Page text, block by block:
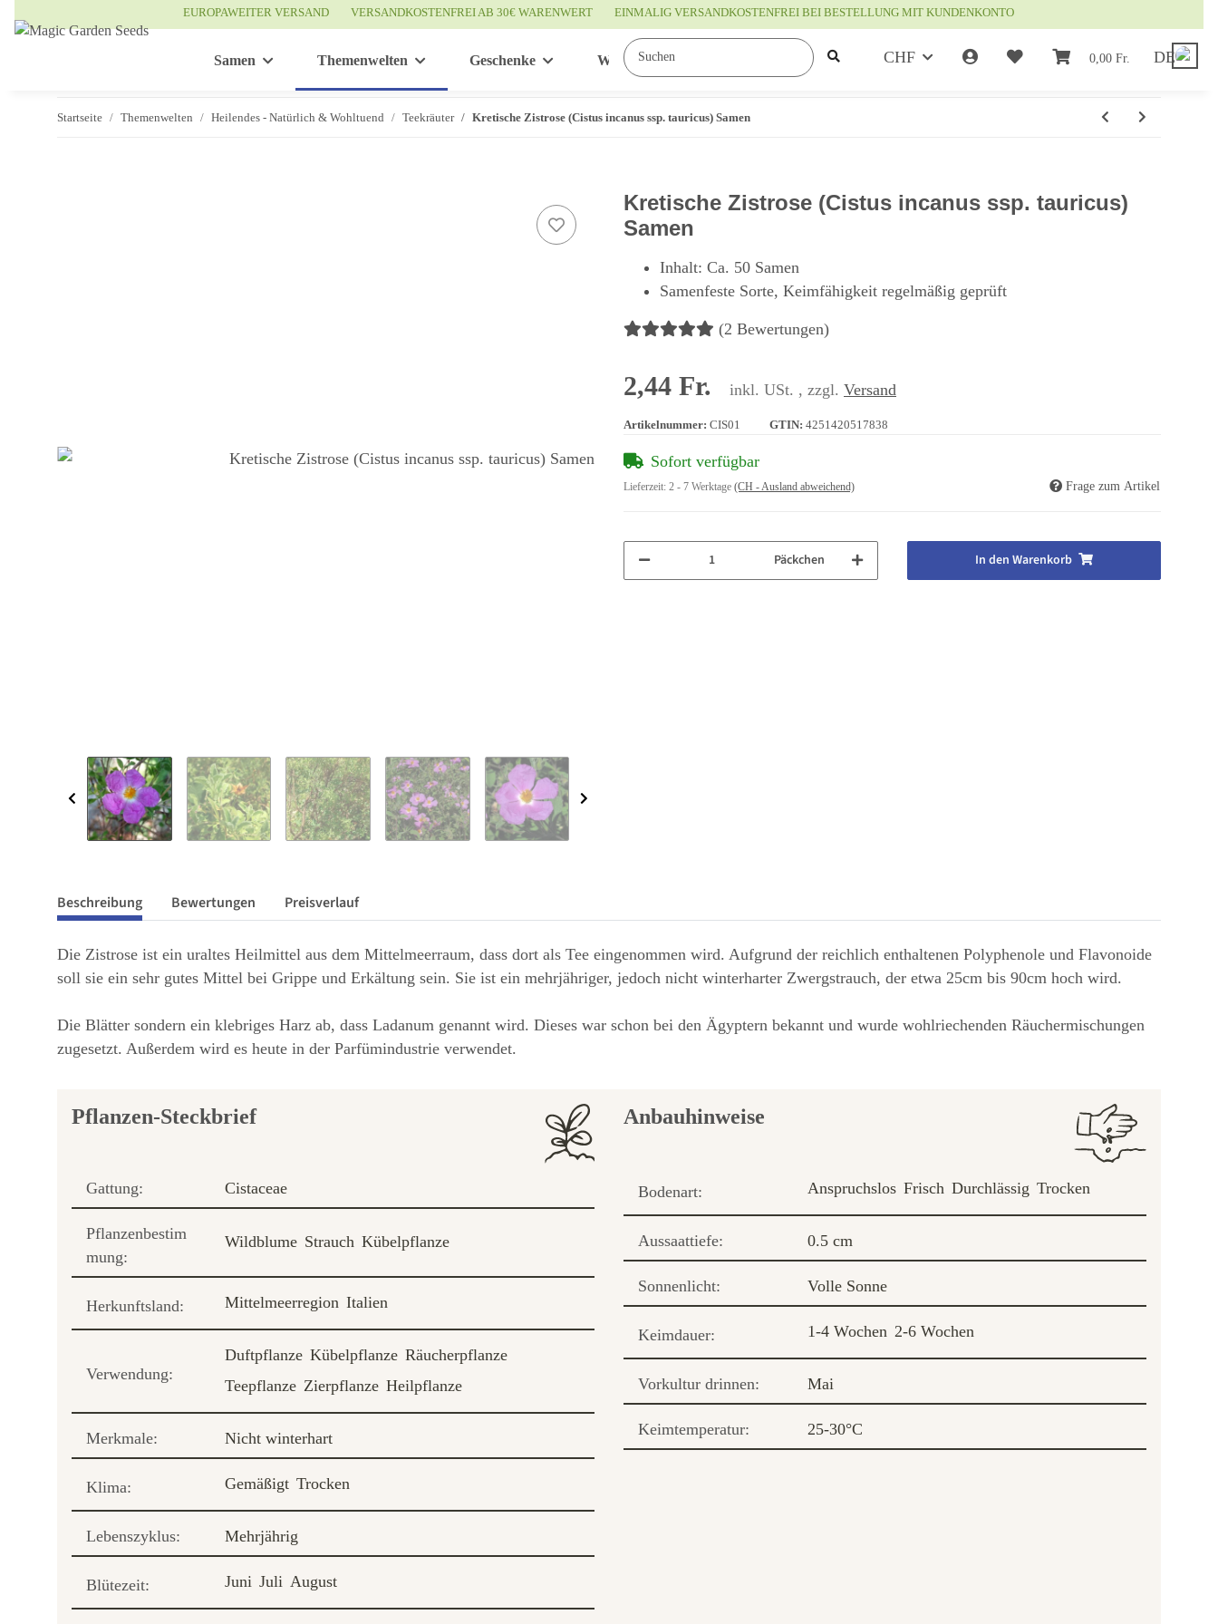
EUROPAWEITER VERSAND VERSANDKOSTENFREI AB 30€ WARENWERT EINMALIG VERSANDKOSTENFREI BEI BESTELLUNG MIT KUNDENKONTO
CHF 0,00 Fr. DE
Samen Themenwelten Geschenke Wissenswertes
Startseite Themenwelten Heilendes - Natürlich & Wohltuend Teekräuter Kretische Zistrose (Cistus incanus ssp. tauricus) Samen
Kretische Zistrose (Cistus incanus ssp. tauricus)
Samen
Inhalt: Ca. 50 Samen
Samenfeste Sorte, Keimfähigkeit regelmäßig geprüft
(2 Bewertungen)
2,44 Fr. inkl. USt. , zzgl. Versand
Artikelnummer: CIS01 GTIN: 4251420517838
Sofort verfügbar
Lieferzeit: 2 - 7 Werktage (CH - Ausland abweichend) Frage zum Artikel
Päckchen In den Warenkorb
Beschreibung Bewertungen Preisverlauf
Die Zistrose ist ein uraltes Heilmittel aus dem Mittelmeerraum, dass dort als Tee eingenommen wird. Aufgrund der reichlich enthaltenen Polyphenole und Flavonoide
soll sie ein sehr gutes Mittel bei Grippe und Erkältung sein. Sie ist ein mehrjähriger, jedoch nicht winterharter Zwergstrauch, der etwa 25cm bis 90cm hoch wird.
Die Blätter sondern ein klebriges Harz ab, dass Ladanum genannt wird. Dieses war schon bei den Ägyptern bekannt und wurde wohlriechenden Räuchermischungen
zugesetzt. Außerdem wird es heute in der Parfümindustrie verwendet.
Pflanzen-Steckbrief
Gattung: Cistaceae
Pflanzenbestim
mung:
Wildblume Strauch Kübelpflanze
Herkunftsland: Mittelmeerregion Italien
Verwendung:
Duftpflanze Kübelpflanze Räucherpflanze
Teepflanze Zierpflanze Heilpflanze
Merkmale: Nicht winterhart
Klima: Gemäßigt Trocken
Lebenszyklus: Mehrjährig
Blütezeit: Juni Juli August
Anbauhinweise
Bodenart: Anspruchslos Frisch Durchlässig Trocken
Aussaattiefe: 0.5 cm
Sonnenlicht: Volle Sonne
Keimdauer: 1-4 Wochen 2-6 Wochen
Vorkultur drinnen: Mai
Keimtemperatur: 25-30°C